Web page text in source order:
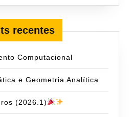
recentes
Computacional
e Geometria Analítica.
(2026.1)